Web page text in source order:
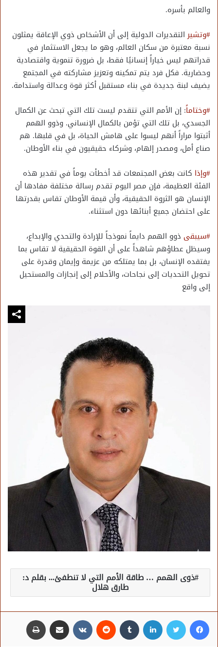
والعالم بأسره.
#وتشير التقديرات الدولية إلى أن الأشخاص ذوي الإعاقة يمثلون
نسبة معتبرة من سكان العالم، وهو ما يجعل الاستثمار في
قدراتهم ليس خياراً إنسانيًا فقط، بل ضرورة تنموية واقتصادية
وحضارية. فكل فرد يتم تمكينه وتعزيز مشاركته في المجتمع
يضيف لبنة جديدة في بناء مستقبل أكثر قوة وعدالة واستدامة.
#وختاماً: إن الأمم التي تتقدم ليست تلك التي تبحث عن الكمال
الجسدي، بل تلك التي تؤمن بالكمال الإنساني. وذوو الهمم
أثبتوا مراراً أنهم ليسوا على هامش الحياة، بل في قلبها. هم
صناع أمل، ومصدر إلهام، وشركاء حقيقيون في بناء الأوطان.
#وإذا كانت بعض المجتمعات قد أخطأت يوماً في تقدير هذه
الفئة العظيمة، فإن مصر اليوم تقدم رسالة مختلفة مفادها أن
الإنسان هو الثروة الحقيقية، وأن قيمة الأوطان تقاس بقدرتها
على احتضان جميع أبنائها دون استثناء.
#سيبقى ذوو الهمم دايماً نموذجاً للإرادة والتحدي والإبداع،
وسيظل عطاؤهم شاهداً على أن القوة الحقيقية لا تقاس بما
يفتقده الإنسان، بل بما يمتلكه من عزيمة وإيمان وقدرة على
تحويل التحديات إلى نجاحات، والأحلام إلى إنجازات والمستحيل
إلى واقع
ذوى الهمم … طاقة الأمم التي لا تنطفئ... بقلم د:
طارق هلال
فيسبوك تويتر لينكدإن مشاركة عبر البريد